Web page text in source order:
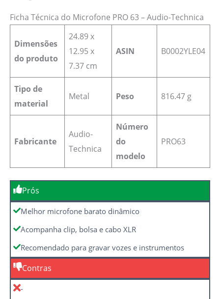
Ficha Técnica do Microfone PRO 63 – Audio-Technica
Dimensões
do produto
‎24.89 x
12.95 x
7.37 cm
ASIN ‎B0002YLE04
Tipo de
material
Metal Peso 816.47 g
Fabricante
Audio-
Technica
Número
do
modelo
‎PRO63
Prós
Melhor microfone barato dinâmico
Acompanha clip, bolsa e cabo XLR
Recomendado para gravar vozes e instrumentos
Contras
-